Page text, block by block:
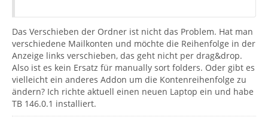
Das Verschieben der Ordner ist nicht das Problem. Hat man
verschiedene Mailkonten und möchte die Reihenfolge in der
Anzeige links verschieben, das geht nicht per drag&drop.
Also ist es kein Ersatz für manually sort folders. Oder gibt es
vielleicht ein anderes Addon um die Kontenreihenfolge zu
ändern? Ich richte aktuell einen neuen Laptop ein und habe
TB 146.0.1 installiert.